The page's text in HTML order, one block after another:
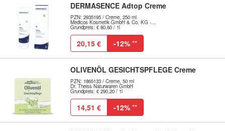
DERMASENCE Adtop Creme
PZN: 2935195 / Creme, 250 ml
Medicos Kosmetik GmbH & Co. KG -...
Grundpreis: € 80,60 / 1l
20,15 € -12% **
OLIVENÖL GESICHTSPFLEGE Creme
PZN: 1865133 / Creme, 50 ml
Dr. Theiss Naturwaren GmbH
Grundpreis: € 290,20 / 1l
14,51 € -12% **